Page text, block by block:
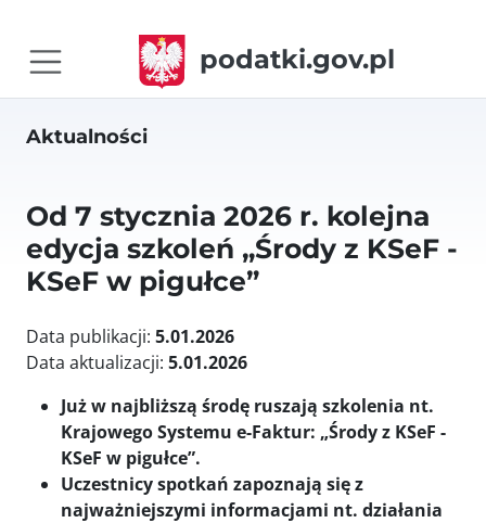
podatki.gov.pl
Aktualności
Od 7 stycznia 2026 r. kolejna
edycja szkoleń „Środy z KSeF -
KSeF w pigułce”
Data publikacji: 5.01.2026
Data aktualizacji: 5.01.2026
Już w najbliższą środę ruszają szkolenia nt.
Krajowego Systemu e-Faktur: „Środy z KSeF -
KSeF w pigułce”.
Uczestnicy spotkań zapoznają się z
najważniejszymi informacjami nt. działania